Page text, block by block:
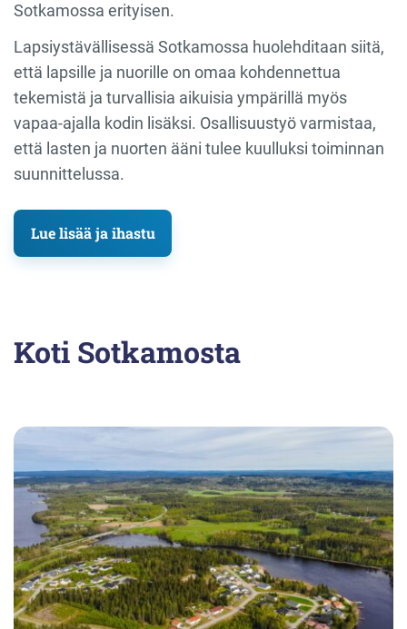
Sotkamossa erityisen.
Lapsiystävällisessä Sotkamossa huolehditaan siitä,
että lapsille ja nuorille on omaa kohdennettua
tekemistä ja turvallisia aikuisia ympärillä myös
vapaa-ajalla kodin lisäksi. Osallisuustyö varmistaa,
että lasten ja nuorten ääni tulee kuulluksi toiminnan
suunnittelussa.
Lue lisää ja ihastu
Koti Sotkamosta